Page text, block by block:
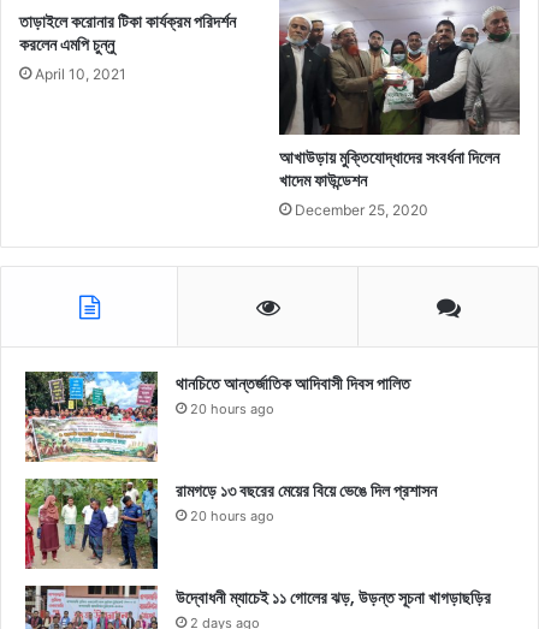
তাড়াইলে করোনার টিকা কার্যক্রম পরিদর্শন
করলেন এমপি চুন্নু
April 10, 2021
আখাউড়ায় মুক্তিযোদ্ধাদের সংবর্ধনা দিলেন
খাদেম ফাউন্ডেশন
December 25, 2020
থানচিতে আন্তর্জাতিক আদিবাসী দিবস পালিত
20 hours ago
রামগড়ে ১৩ বছরের মেয়ের বিয়ে ভেঙে দিল প্রশাসন
20 hours ago
উদ্বোধনী ম্যাচেই ১১ গোলের ঝড়, উড়ন্ত সূচনা খাগড়াছড়ির
2 days ago